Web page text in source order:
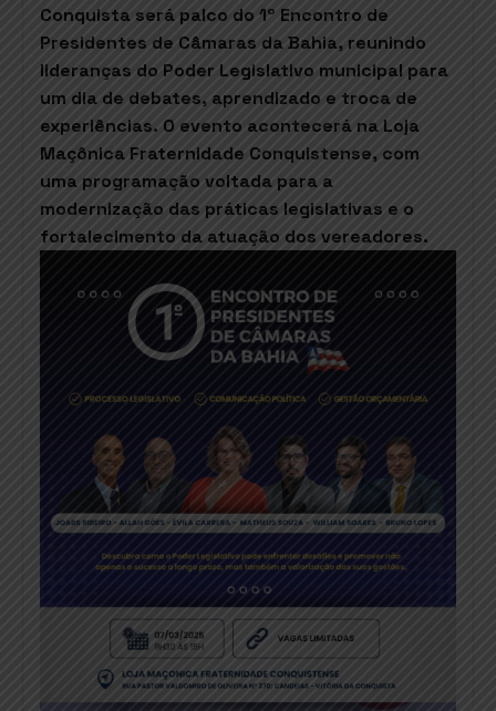
Conquista será palco do 1º Encontro de
Presidentes de Câmaras da Bahia, reunindo
lideranças do Poder Legislativo municipal para
um dia de debates, aprendizado e troca de
experiências. O evento acontecerá na Loja
Maçônica Fraternidade Conquistense, com
uma programação voltada para a
modernização das práticas legislativas e o
fortalecimento da atuação dos vereadores.